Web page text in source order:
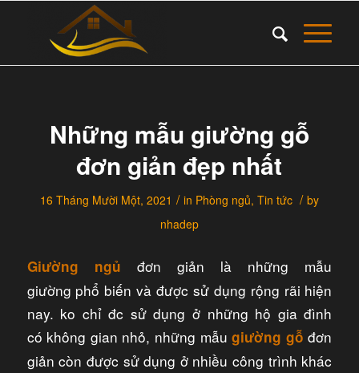
Những mẫu giường gỗ
đơn giản đẹp nhất
16 Tháng Mười Một, 2021 / in Phòng ngủ, Tin tức / by
nhadep
Giường ngủ đơn giản là những mẫu
giường phổ biến và được sử dụng rộng rãi hiện
nay. ko chỉ đc sử dụng ở những hộ gia đình
có không gian nhỏ, những mẫugiường gỗđơn
giản còn được sử dụng ở nhiều công trình khác